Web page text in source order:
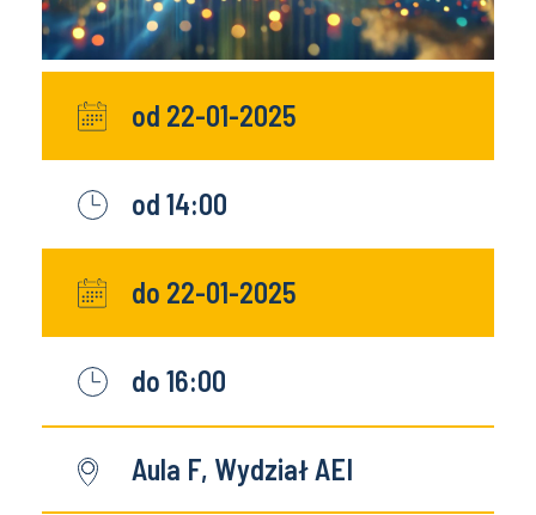
od 22-01-2025
od 14:00
do 22-01-2025
do 16:00
Aula F, Wydział AEI